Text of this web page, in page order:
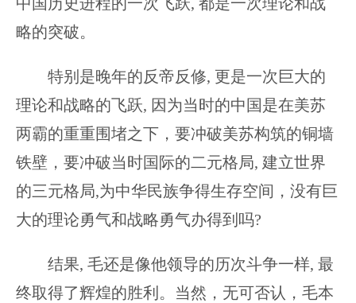
略的突破。
特别是晚年的反帝反修, 更是一次巨大的
理论和战略的飞跃, 因为当时的中国是在美苏
两霸的重重围堵之下，要冲破美苏构筑的铜墙
铁壁，要冲破当时国际的二元格局, 建立世界
的三元格局,为中华民族争得生存空间，没有巨
大的理论勇气和战略勇气办得到吗?
结果, 毛还是像他领导的历次斗争一样, 最
终取得了辉煌的胜利。当然，无可否认，毛本